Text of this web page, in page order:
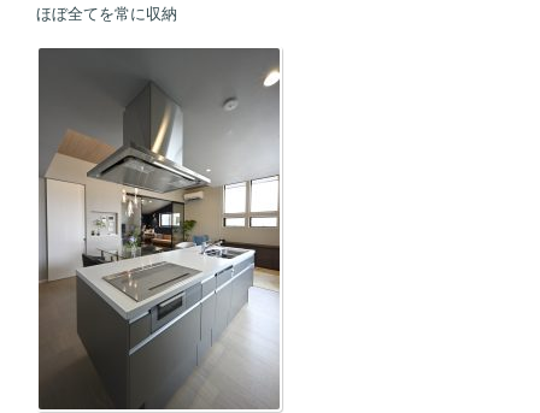
ほぼ全てを常に収納